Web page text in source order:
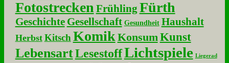
Fotostrecken Frühling Fürth
Geschichte Gesellschaft Gesundheit Haushalt
Herbst Kitsch KomikKonsumKunst
LebensartLesestoffLichtspiele Liegerad